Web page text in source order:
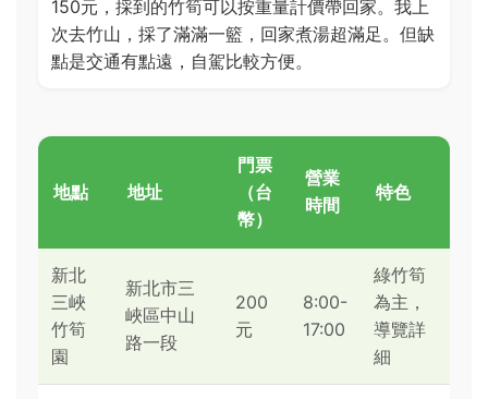
150元，採到的竹筍可以按重量計價帶回家。我上
次去竹山，採了滿滿一籃，回家煮湯超滿足。但缺
點是交通有點遠，自駕比較方便。
地點 地址
門票
（台
幣）
營業
時間
特色
新北
三峽
竹筍
園
新北市三
峽區中山
路一段
200
元
8:00-
17:00
綠竹筍
為主，
導覽詳
細